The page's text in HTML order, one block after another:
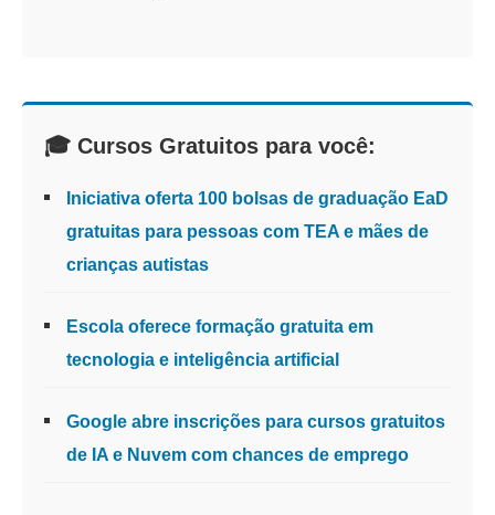
🎓 Cursos Gratuitos para você:
Iniciativa oferta 100 bolsas de graduação EaD
gratuitas para pessoas com TEA e mães de
crianças autistas
Escola oferece formação gratuita em
tecnologia e inteligência artificial
Google abre inscrições para cursos gratuitos
de IA e Nuvem com chances de emprego